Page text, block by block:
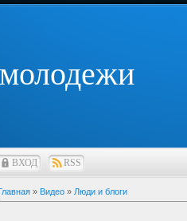
ВХОД RSS
» Видео » Люди и блоги